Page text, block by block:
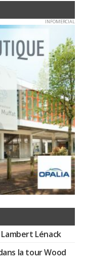
INFOMERCIAL
Lénack
la tour Wood